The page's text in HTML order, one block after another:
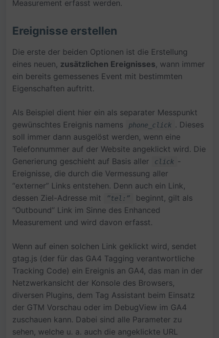
Measurement erfasst werden.
Ereignisse erstellen
Die erste der beiden Optionen ist die Erstellung
eines neuen, zusätzlichen Ereignisses, wann immer
ein bereits gemessenes Event mit bestimmten
Eigenschaften auftritt.
Als Beispiel dient hier ein als separater Messpunkt
gewünschtes Ereignis namens
phone_click . Dieses
soll immer dann ausgelöst werden, wenn eine
Telefonnummer auf der Website angeklickt wird. Die
Generierung geschieht auf Basis aller
click -
Ereignisse, die durch die Vermessung aller
“externer” Links entstehen. Denn auch ein Link,
dessen Ziel-Adresse mit
”tel:”
beginnt, gilt als
“Outbound” Link im Sinne des Enhanced
Measurement und wird davon erfasst.
Wenn auf einen solchen Link geklickt wird, sendet
gtag.js (der für das GA4 Tagging verantwortliche
Tracking Code) ein Ereignis an GA4, das man in der
Netzwerkansicht der Konsole des Browsers,
diversen Plugins, dem Tag Assistant beim Einsatz
der GTM Vorschau oder im DebugView im GA4
zuschauen kann. Dabei sind alle Parameter zu
sehen, welche u. a. auch die angeklickte URL